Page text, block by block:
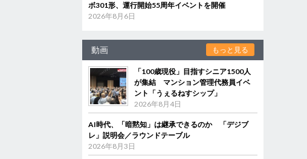
ボ301形、運行開始55周年イベントを開催
2026年8月6日
動画 もっと見る
「100歳現役」目指すシニア1500人
が集結 マンション管理代務員イベ
ント「うぇるねすシップ」
2026年8月4日
AI時代、「暗黙知」は継承できるのか 「デジブ
レ」説明会／ラウンドテーブル
2026年8月3日